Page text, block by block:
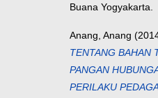
Buana Yogyakarta.
Anang, Anang
TENTANG BAHAN
PANGAN
PERILAKU